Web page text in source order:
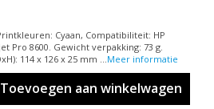
Cyaan, Compatibiliteit: HP
Pro 8600. Gewicht verpakking: 73 g.
114 x 126 x 25 mm ...Meer informatie
aan winkelwagen